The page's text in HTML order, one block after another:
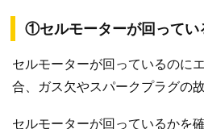
①セルモーターが回ってい
セルモーターが回っているのに
合、ガス欠やスパークプラグの
セルモーターが回っているかを